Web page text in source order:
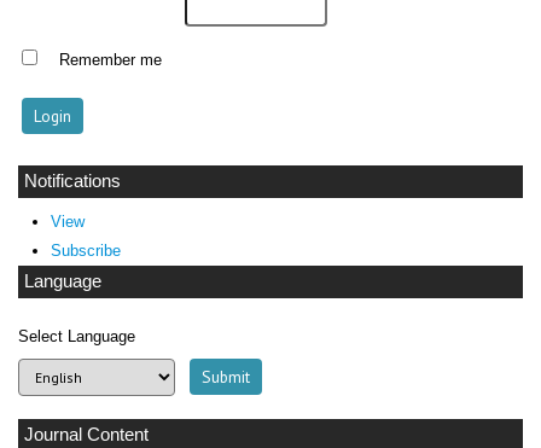
Remember me
Notifications
View
Subscribe
Language
Select Language
Journal Content